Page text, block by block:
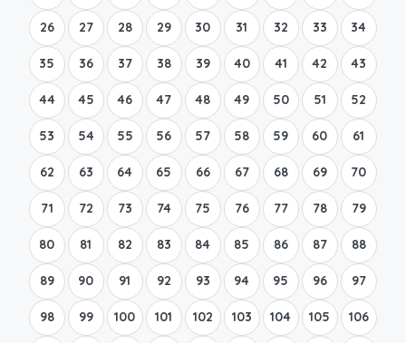
26 27 28 29 30 31 32 33 34
35 36 37 38 39 40 41 42 43
44 45 46 47 48 49 50 51 52
53 54 55 56 57 58 59 60 61
62 63 64 65 66 67 68 69 70
71 72 73 74 75 76 77 78 79
80 81 82 83 84 85 86 87 88
89 90 91 92 93 94 95 96 97
98 99 100 101 102 103 104 105 106